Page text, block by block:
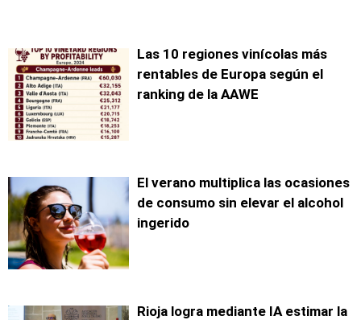
Las 10 regiones vinícolas más
rentables de Europa según el
ranking de la AAWE
El verano multiplica las ocasiones
de consumo sin elevar el alcohol
ingerido
Rioja logra mediante IA estimar la